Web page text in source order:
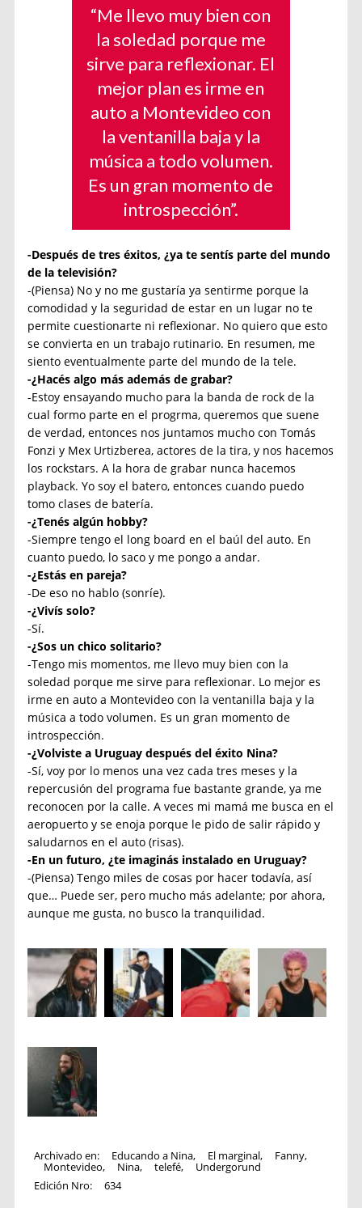
“Me llevo muy bien con
la soledad porque me
sirve para reflexionar. El
mejor plan es irme en
auto a Montevideo con
la ventanilla baja y la
música a todo volumen.
Es un gran momento de
introspección”.
-Después de tres éxitos, ¿ya te sentís parte del mundo
de la televisión?
-(Piensa) No y no me gustaría ya sentirme porque la
comodidad y la seguridad de estar en un lugar no te
permite cuestionarte ni reflexionar. No quiero que esto
se convierta en un trabajo rutinario. En resumen, me
siento eventualmente parte del mundo de la tele.
-¿Hacés algo más además de grabar?
-Estoy ensayando mucho para la banda de rock de la
cual formo parte en el progrma, queremos que suene
de verdad, entonces nos juntamos mucho con Tomás
Fonzi y Mex Urtizberea, actores de la tira, y nos hacemos
los rockstars. A la hora de grabar nunca hacemos
playback. Yo soy el batero, entonces cuando puedo
tomo clases de batería.
-¿Tenés algún hobby?
-Siempre tengo el long board en el baúl del auto. En
cuanto puedo, lo saco y me pongo a andar.
-¿Estás en pareja?
-De eso no hablo (sonríe).
-¿Vivís solo?
-Sí.
-¿Sos un chico solitario?
-Tengo mis momentos, me llevo muy bien con la
soledad porque me sirve para reflexionar. Lo mejor es
irme en auto a Montevideo con la ventanilla baja y la
música a todo volumen. Es un gran momento de
introspección.
-¿Volviste a Uruguay después del éxito Nina?
-Sí, voy por lo menos una vez cada tres meses y la
repercusión del programa fue bastante grande, ya me
reconocen por la calle. A veces mi mamá me busca en el
aeropuerto y se enoja porque le pido de salir rápido y
saludarnos en el auto (risas).
-En un futuro, ¿te imaginás instalado en Uruguay?
-(Piensa) Tengo miles de cosas por hacer todavía, así
que… Puede ser, pero mucho más adelante; por ahora,
aunque me gusta, no busco la tranquilidad.
Archivado en: Educando a Nina, El marginal, Fanny,
Montevideo, Nina, telefé,
Undergorund
Edición Nro:
634